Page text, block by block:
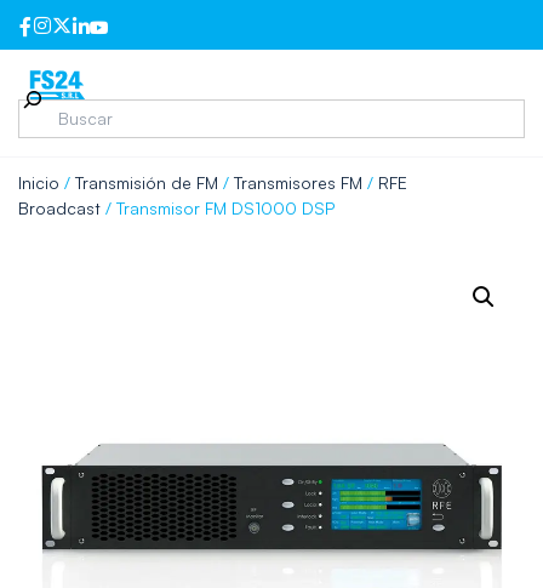
Inicio / Transmisión de FM / Transmisores FM / RFE
Broadcast / Transmisor FM DS1000 DSP